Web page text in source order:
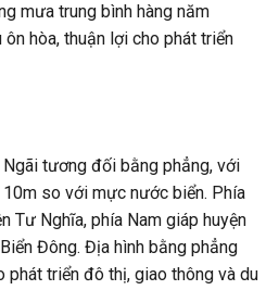
mưa trung bình hàng năm
hòa, thuận lợi cho phát triển
tương đối bằng phẳng, với
so với mực nước biển. Phía
Tư Nghĩa, phía Nam giáp huyện
Đông. Địa hình bằng phẳng
phát triển đô thị, giao thông và du